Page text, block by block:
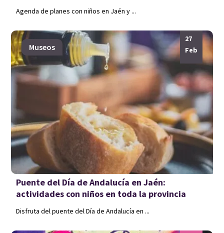
Agenda de planes con niños en Jaén y ...
Puente del Día de Andalucía en Jaén:
actividades con niños en toda la provincia
Museos
Disfruta del puente del Día de Andalucía en ...
27
Feb